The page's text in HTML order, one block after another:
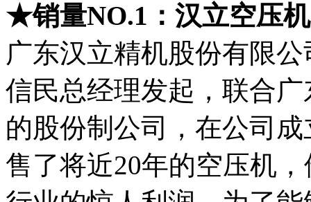
★销量NO.1：汉立空压
广东汉立精机股份有限
信民总经理发起，联合
的股份制公司，在公司
售了将近20年的空压机